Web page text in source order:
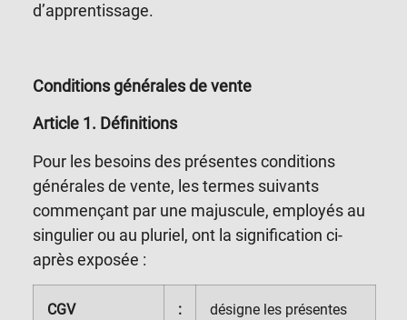
d’apprentissage.
Conditions générales de vente
Article 1. Définitions
Pour les besoins des présentes conditions
générales de vente, les termes suivants
commençant par une majuscule, employés au
singulier ou au pluriel, ont la signification ci-
après exposée :
CGV :
désigne les présentes